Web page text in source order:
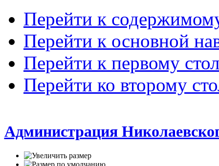
Перейти к
Перейти к основной
Перейти к первому
Перейти ко второму
Администрация